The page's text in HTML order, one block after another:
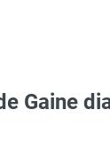
Gaine